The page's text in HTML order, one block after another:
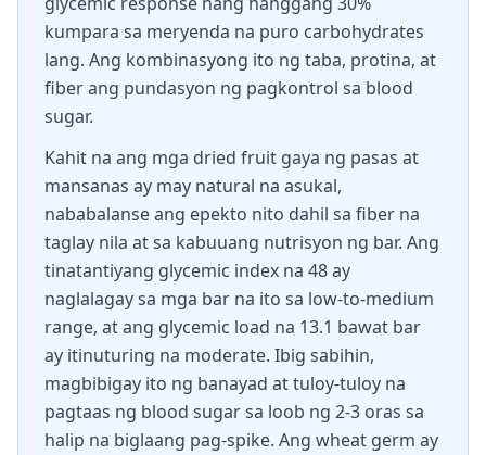
kumpara sa meryenda na puro carbohydrates
lang. Ang kombinasyong ito ng taba, protina, at
fiber ang pundasyon ng pagkontrol sa blood
sugar.
Kahit na ang mga dried fruit gaya ng pasas at
mansanas ay may natural na asukal,
nababalanse ang epekto nito dahil sa fiber na
taglay nila at sa kabuuang nutrisyon ng bar. Ang
tinatantiyang glycemic index na 48 ay
naglalagay sa mga bar na ito sa low-to-medium
range, at ang glycemic load na 13.1 bawat bar
ay itinuturing na moderate. Ibig sabihin,
magbibigay ito ng banayad at tuloy-tuloy na
pagtaas ng blood sugar sa loob ng 2-3 oras sa
halip na biglaang pag-spike. Ang wheat germ ay